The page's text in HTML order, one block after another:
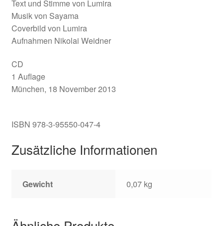
Text und Stimme von Lumira
Musik von Sayama
Coverbild von Lumira
Aufnahmen Nikolai Weidner
CD
1 Auflage
München, 18 November 2013
ISBN 978-3-95550-047-4
Zusätzliche Informationen
Gewicht 0,07 kg